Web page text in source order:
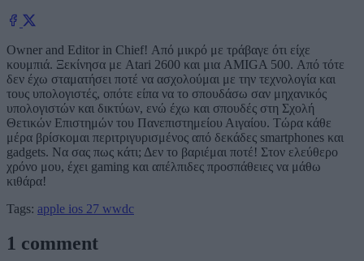
Owner and Editor in Chief! Από μικρό με τράβαγε ότι είχε
κουμπιά. Ξεκίνησα με Atari 2600 και μια AMIGA 500. Από τότε
δεν έχω σταματήσει ποτέ να ασχολούμαι με την τεχνολογία και
τους υπολογιστές, οπότε είπα να το σπουδάσω σαν μηχανικός
υπολογιστών και δικτύων, ενώ έχω και σπουδές στη Σχολή
Θετικών Επιστημών του Πανεπιστημείου Αιγαίου. Τώρα κάθε
μέρα βρίσκομαι περιτριγυρισμένος από δεκάδες smartphones και
gadgets. Να σας πως κάτι; Δεν το βαριέμαι ποτέ! Στον ελεύθερο
χρόνο μου, έχει gaming και απέλπιδες προσπάθειες να μάθω
κιθάρα!
Tags: apple ios 27 wwdc
1 comment